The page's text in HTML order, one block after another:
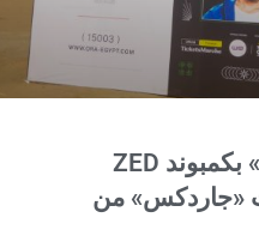
تأمين حفل «تامر حسني» بكمبوند ZED
«جاردكس» من